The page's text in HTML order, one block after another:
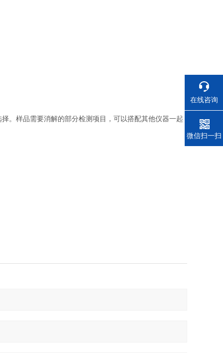
。样品需要消解的部分检测项目，可以搭配其他仪器一起
在线咨询
电话
微信扫一扫